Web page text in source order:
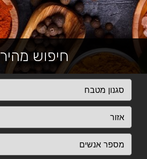
חיפוש מהיר